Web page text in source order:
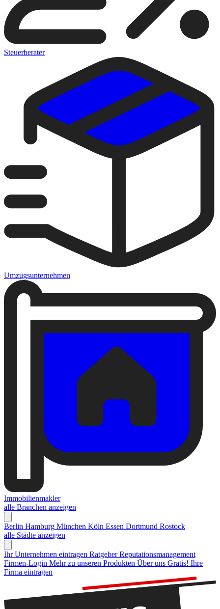
Steuerberater
Umzugsunternehmen
Immobilienmakler
alle Branchen anzeigen
Berlin Hamburg München Köln Essen Dortmund Rostock
alle Städte anzeigen
Ihr Unternehmen eintragen Ratgeber Reputationsmanagement
Firmen-Login Mehr zu unseren Produkten Über uns Gratis! Ihre
Firma eintragen